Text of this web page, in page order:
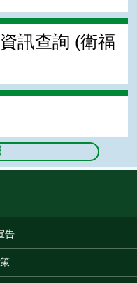
訊查詢 (衛福
告